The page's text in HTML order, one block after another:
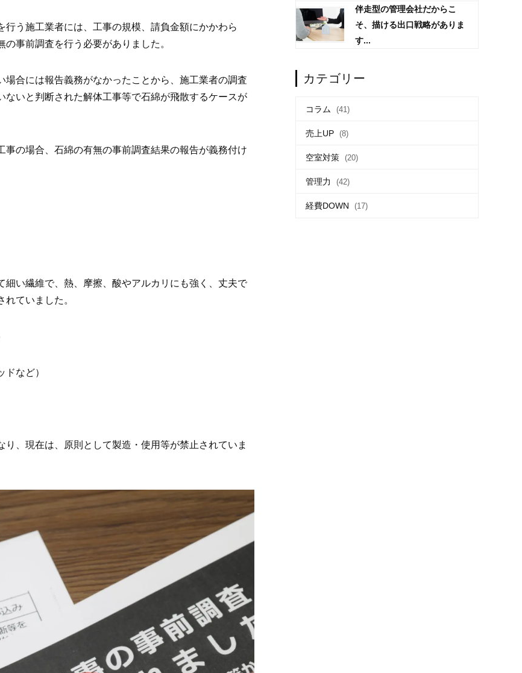
う施工業者には、工事の規模、請負金額にかかわら
事前調査を行う必要がありました。
合には報告義務がなかったことから、施工業者の調査
いと判断された解体工事等で石綿が飛散するケースが
の場合、石綿の有無の事前調査結果の報告が義務付け
い繊維で、熱、摩擦、酸やアルカリにも強く、丈夫で
ていました。
など）
、現在は、原則として製造・使用等が禁止されていま
伴走型の管理会社だからこ
そ、描ける出口戦略がありま
す...
カテゴリー
コラム (41)
売上UP (8)
空室対策 (20)
管理力 (42)
経費DOWN (17)